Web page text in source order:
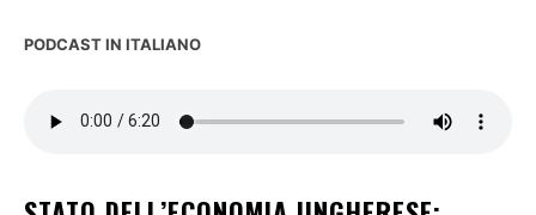
PODCAST IN ITALIANO